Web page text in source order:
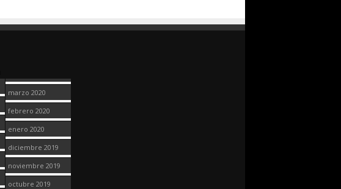
marzo 2020
febrero 2020
enero 2020
diciembre 2019
noviembre 2019
octubre 2019